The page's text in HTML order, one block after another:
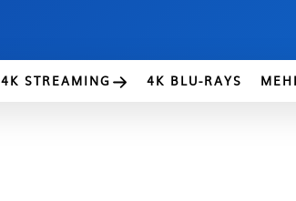
4K STREAMING 4K BLU-RAYS